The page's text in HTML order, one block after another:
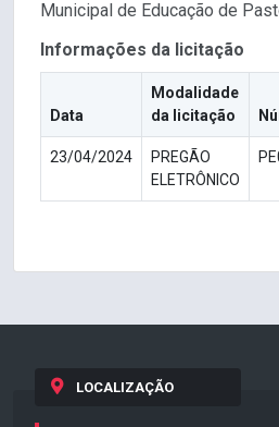
Municipal de Educação de
Informações da licitação
Data
Modalidade
da licitação
23/04/2024
PREGÃO
ELETRÔNICO
LOCALIZAÇÃO